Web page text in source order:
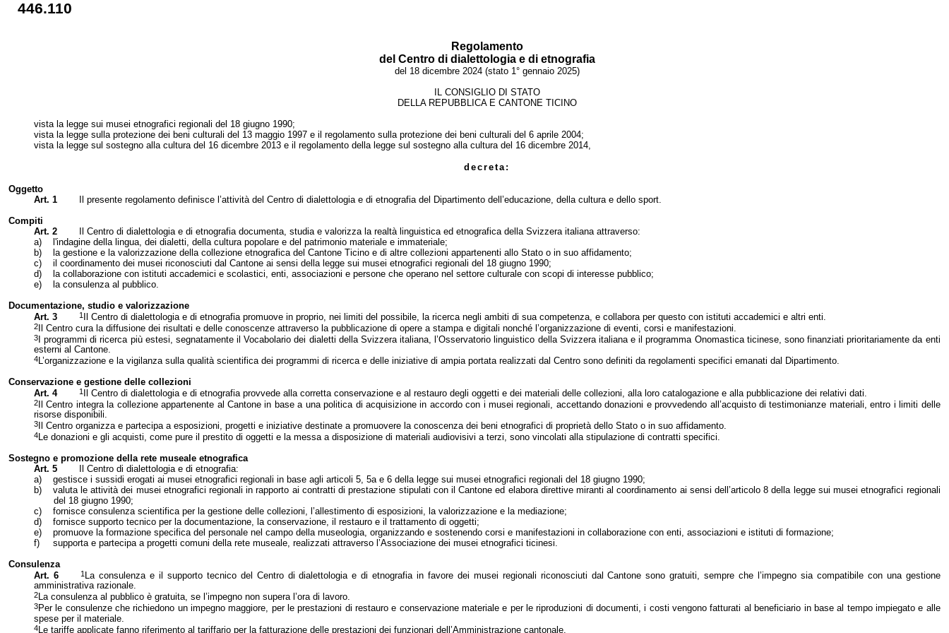
446.110
Regolamento
del Centro di dialettologia e di etnografia
del 18 dicembre 2024 (stato 1° gennaio 2025)
IL CONSIGLIO DI STATO
DELLA REPUBBLICA E CANTONE TICINO
vista la legge sui musei etnografici regionali del 18 giugno 1990;
vista la legge sulla protezione dei beni culturali del 13 maggio 1997 e il regolamento sulla protezione dei beni culturali del 6 aprile 2004;
vista la legge sul sostegno alla cultura del 16 dicembre 2013 e il regolamento della legge sul sostegno alla cultura del 16 dicembre 2014,
decreta:
Oggetto
Art. 1
Il presente regolamento definisce l’attività del Centro di dialettologia e di etnografia del Dipartimento dell’educazione, della cultura e dello sport.
Compiti
Art. 2
Il Centro di dialettologia e di etnografia documenta, studia e valorizza la realtà linguistica ed etnografica della Svizzera italiana attraverso:
a)
l'indagine della lingua, dei dialetti, della cultura popolare e del patrimonio materiale e immateriale;
b)
la gestione e la valorizzazione della collezione etnografica del Cantone Ticino e di altre collezioni appartenenti allo Stato o in suo affidamento;
c)
il coordinamento dei musei riconosciuti dal Cantone ai sensi della legge sui musei etnografici regionalidel 18 giugno 1990;
d)
la collaborazione con istituti accademici e scolastici, enti, associazioni e persone che operano nel settore culturale con scopi di interesse pubblico;
e)
la consulenza al pubblico.
Documentazione, studio e valorizzazione
Art. 3
1 Il Centro di dialettologia e di etnografia promuove in proprio, nei limiti del possibile, la ricerca negli ambiti di sua competenza, e collabora per questo con istituti accademici e altri enti.
2Il Centro cura la diffusione dei risultati e delle conoscenze attraverso la pubblicazione di opere a stampa e digitali nonché l’organizzazione di eventi, corsi e manifestazioni.
3I programmi di ricerca più estesi, segnatamente il Vocabolario dei dialetti della Svizzera italiana, l’Osservatorio linguistico della Svizzera italiana e il programma Onomastica ticinese, sono finanziati prioritariamente da enti
esterni al Cantone.
4L’organizzazione e la vigilanza sulla qualità scientifica dei programmi di ricerca e delle iniziative di ampia portata realizzati dal Centro sono definiti da regolamenti specifici emanati dal Dipartimento.
Conservazione e gestione delle collezioni
Art. 4
1 Il Centro didialettologia e di etnografia provvede alla corretta conservazione e al restauro degli oggetti e dei materiali delle collezioni, alla loro catalogazione e alla pubblicazione dei relativi dati.
2Il Centro integra la collezione appartenente al Cantone in base a una politica di acquisizione in accordo con i musei regionali, accettando donazioni e provvedendo all’acquisto di testimonianze materiali, entro i limiti delle
risorse disponibili.
3 Il Centro organizza e partecipa a esposizioni, progetti e iniziative destinate a promuovere la conoscenza dei beni etnografici di proprietà dello Stato o in suo affidamento.
4Le donazioni e gli acquisti, come pure il prestito di oggetti e la messa a disposizione di materiali audiovisivi a terzi, sono vincolati alla stipulazione di contratti specifici.
Sostegno e promozione della rete museale etnografica
Art. 5
Il Centro di dialettologia e di etnografia:
a)
gestisce i sussidi erogati ai musei etnografici regionali in base agli articoli 5, 5a e 6 della legge sui musei etnografici regionali del 18 giugno 1990;
b)
valuta le attività dei musei etnografici regionali in rapporto ai contratti di prestazione stipulati con il Cantone ed elabora direttive miranti al coordinamento ai sensi dell’articolo 8 della legge sui musei etnografici regionali
del 18 giugno 1990;
c)
fornisce consulenza scientifica per la gestione delle collezioni, l’allestimento di esposizioni, la valorizzazione e la mediazione;
d)
fornisce supporto tecnico per la documentazione, la conservazione, il restauro e il trattamento di oggetti;
e)
promuove la formazione specifica del personale nel campo della museologia, organizzando e sostenendo corsi e manifestazioni in collaborazione con enti, associazioni e istituti di formazione;
f)
supporta e partecipa a progetti comuni della rete museale, realizzati attraverso l’Associazione dei musei etnografici ticinesi.
Consulenza
Art. 6
1 La consulenza e il supporto tecnico del Centro di dialettologia e di etnografia in favore dei musei regionali riconosciuti dal Cantone sono gratuiti, sempre che l’impegno sia compatibile con una gestione
amministrativa razionale.
2 La consulenza al pubblico è gratuita, se l’impegno non supera l’ora di lavoro.
3Per le consulenze che richiedono un impegno maggiore, per le prestazioni di restauro e conservazione materiale e per le riproduzioni di documenti, i costi vengono fatturati al beneficiario in base al tempo impiegato e alle
spese per il materiale.
4Le tariffe applicate fanno riferimento al tariffario per la fatturazione delle prestazioni dei funzionari dell’Amministrazione cantonale.